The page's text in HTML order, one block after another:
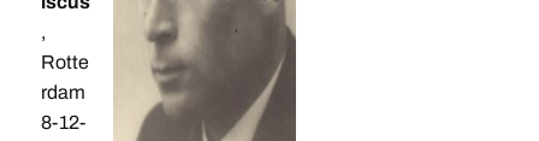
,
Rotte
rdam
8-12-